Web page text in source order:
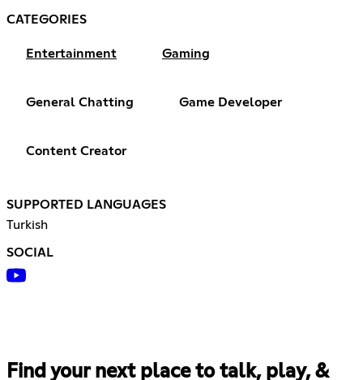
CATEGORIES
Entertainment Gaming
General Chatting Game Developer
Content Creator
SUPPORTED LANGUAGES
Turkish
SOCIAL
Find your next place to talk, play, &